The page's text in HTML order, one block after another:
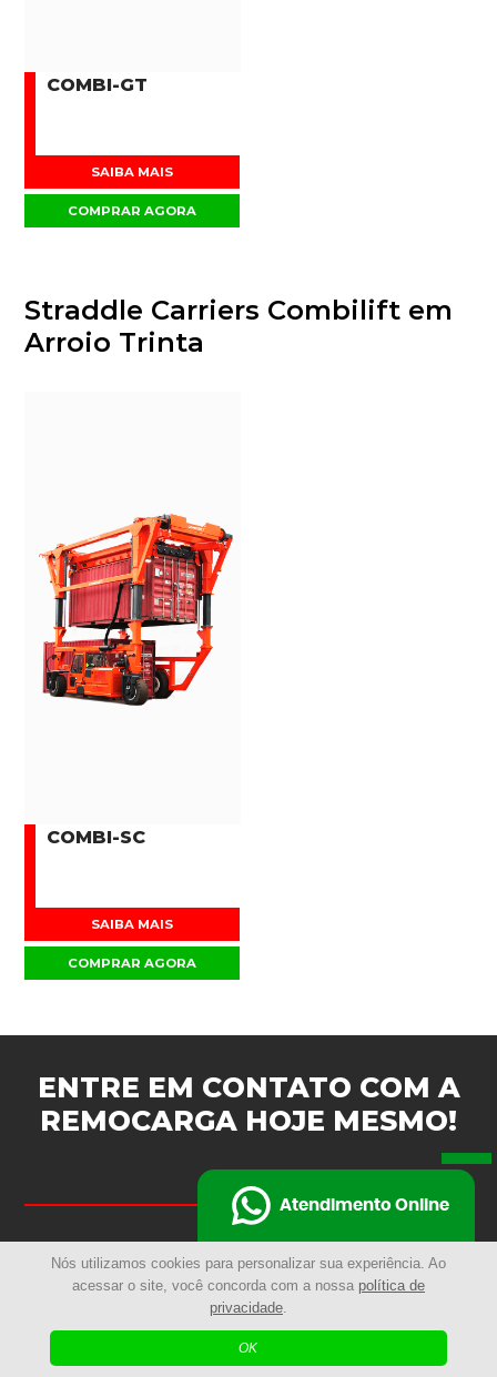
Nós utilizamos cookies para personalizar sua experiência. Ao
acessar o site, você concorda com a nossa política de
privacidade.
OK
COMBI-GT
SAIBA MAIS
COMPRAR AGORA
Straddle Carriers Combilift em
Arroio Trinta
COMBI-SC
SAIBA MAIS
COMPRAR AGORA
ENTRE EM CONTATO COM A
REMOCARGA HOJE MESMO!
CONTATOS
3094-5500
(41)3284-3238
remocarga@remocarga.com.br
Atendimento Online